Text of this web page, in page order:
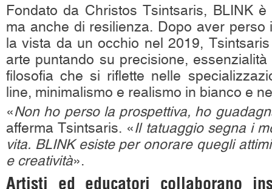
Fondato da Christos Tsintsaris, BLINK
ma anche di resilienza. Dopo aver perso
la vista da un occhio nel 2019,
arte puntando su precisione,
filosofia che si riflette nelle
line, minimalismo e realismo in bianco e
«Non ho perso la prospettiva, ho
afferma Tsintsaris. «Il tatuaggio segna i
vita. BLINK esiste per onorare quegli
e creatività».
Artisti ed educatori collaborano